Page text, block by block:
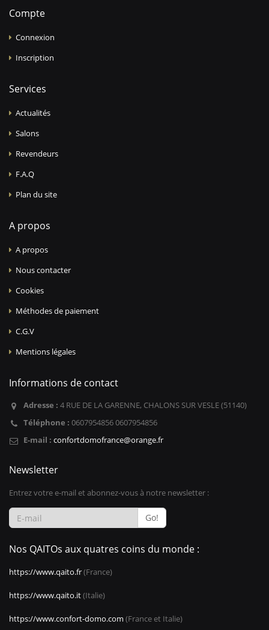
Compte
Connexion
Inscription
Services
Actualités
Salons
Revendeurs
F.A.Q
Plan du site
A propos
A propos
Nous contacter
Cookies
Méthodes de paiement
C.G.V
Mentions légales
Informations de contact
Adresse : 4 RUE DE LA GARENNE, CHALONS SUR VESLE (51140)
Téléphone : 0607954856 0607954856
E-mail : confortdomofrance@orange.fr
Newsletter
Entrez votre e-mail et abonnez-vous à notre newsletter :
Go!
Nos QAITOs aux quatres coins du monde :
https://www.qaito.fr(France)
https://www.qaito.it(Italie)
https://www.confort-domo.com (France et Italie)